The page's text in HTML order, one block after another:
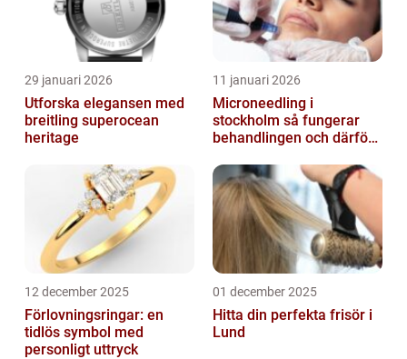
29 januari 2026
Utforska elegansen med
breitling superocean
heritage
11 januari 2026
Microneedling i
stockholm så fungerar
behandlingen och därför
12 december 2025
Förlovningsringar: en
tidlös symbol med
personligt uttryck
01 december 2025
Hitta din perfekta frisör i
Lund